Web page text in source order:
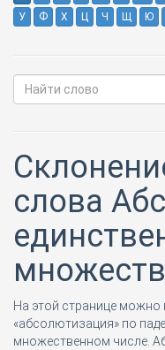
У
Ф Х Ц Ч Щ Ю
слова
На этой странице можно
«абсолютизация» по
множественном числе.